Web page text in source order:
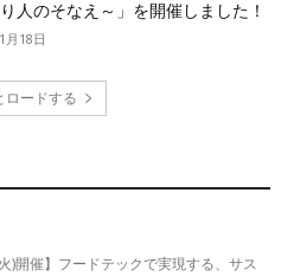
人のそなえ～」を開催しました！
月18日
ロードする